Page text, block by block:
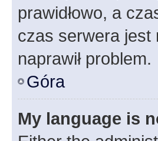
prawidłowo, a
czas serwera jest
naprawił problem.
Góra
My language is